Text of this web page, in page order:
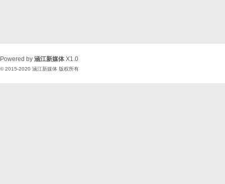
Powered by 涵江新媒体 X1.0
© 2015-2020 涵江新媒体 版权所有